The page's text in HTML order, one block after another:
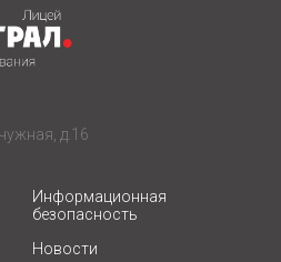
д.16
Информационная
безопасность
Новости